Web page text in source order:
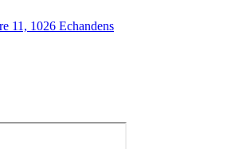
11, 1026 Echandens